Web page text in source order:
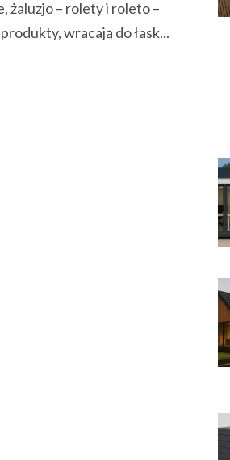
żaluzjo – rolety i roleto –
wracają do łask...